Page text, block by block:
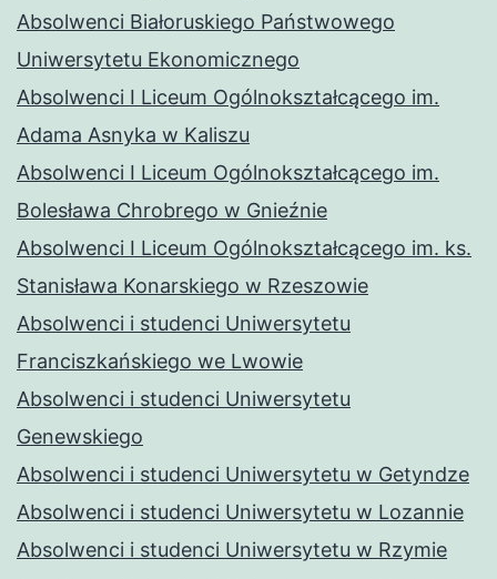
Absolwenci Białoruskiego Państwowego
Uniwersytetu Ekonomicznego
Absolwenci I Liceum Ogólnokształcącego im.
Adama Asnyka w Kaliszu
Absolwenci I Liceum Ogólnokształcącego im.
Bolesława Chrobrego w Gnieźnie
Absolwenci I Liceum Ogólnokształcącego im. ks.
Stanisława Konarskiego w Rzeszowie
Absolwenci i studenci Uniwersytetu
Franciszkańskiego we Lwowie
Absolwenci i studenci Uniwersytetu
Genewskiego
Absolwenci i studenci Uniwersytetu w Getyndze
Absolwenci i studenci Uniwersytetu w Lozannie
Absolwenci i studenci Uniwersytetu w Rzymie